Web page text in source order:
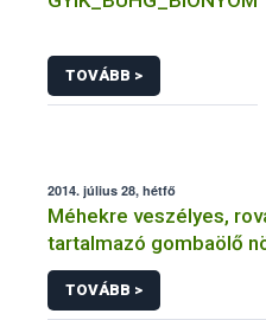
TOVÁBB >
2014. július 28, hétfő
Méhekre veszélyes,
tartalmazó gombaölő
forgalomból a NÉBIH
TOVÁBB >